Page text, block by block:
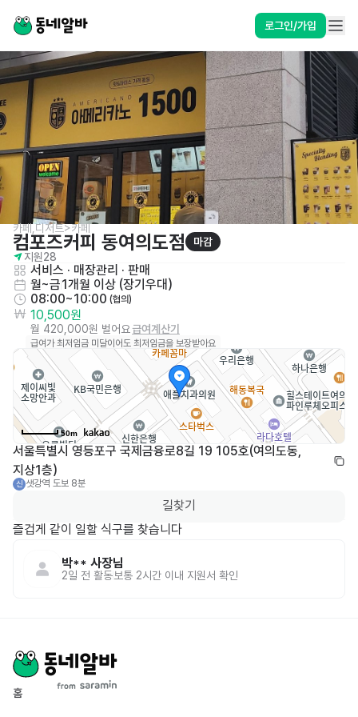
로그인/가입
카페,디저트>카페
컴포즈커피 동여의도점
마감
지원28
서비스 · 매장관리 · 판매
월~금1개월 이상 (장기우대)
08:00~10:00 (협의)
10,500원
월 420,000원 벌어요급여계산기
급여가 최저임금 미달이어도 최저임금을 보장받아요
50m
서울특별시 영등포구 국제금융로8길 19 105호(여의도동,
지상1층)
신 샛강역 도보 8분
길찾기
즐겁게 같이 일할 식구를 찾습니다
박** 사장님
2일 전 활동보통 2시간 이내 지원서 확인
홈